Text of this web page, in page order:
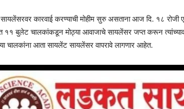
कारवाई करण्याची मोहीम सुरु असताना आज दि. १८
११ बुलेट चालकांकडून मोठ्या आवाजाचे सायलेंसर जप्त करून
चालकांना आता सायलेंट सायलेंसर वापरावे लागणार आहेत.